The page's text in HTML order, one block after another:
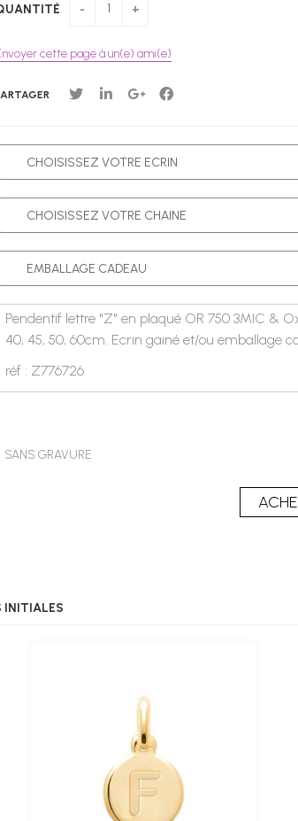
cette page à un(e) ami(e)
Pendentif lettre "Z" en plaqué OR 750 3MIC &
40, 45, 50, 60cm. Ecrin gainé et/ou emballage
réf : Z776726
SANS GRAVURE
INITIALES